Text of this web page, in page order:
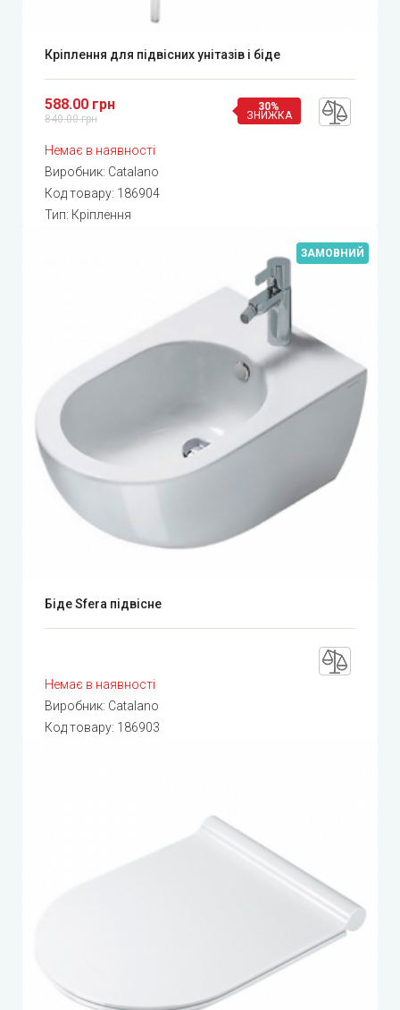
Кріплення для підвісних унітазів і біде
588.00 грн
840.00 грн
30%
ЗНИЖКА
Немає в наявності
Виробник: Catalano
Код товару: 186904
Тип: Кріплення
ЗАМОВНИЙ
Біде Sfera підвісне
Немає в наявності
Виробник: Catalano
Код товару: 186903